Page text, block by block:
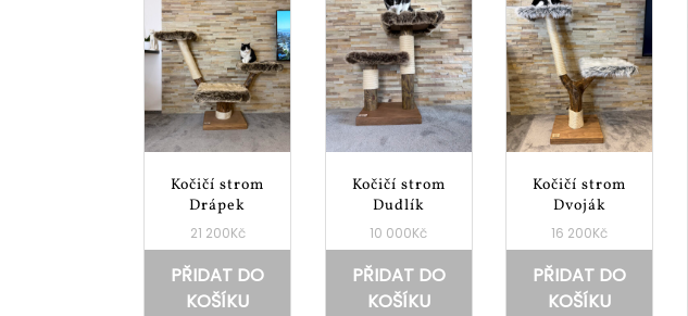
Kočičí strom
Drápek
21 200Kč
PŘIDAT DO
KOŠÍKU
Kočičí strom
Dudlík
10 000Kč
PŘIDAT DO
KOŠÍKU
Kočičí strom
Dvoják
16 200Kč
PŘIDAT DO
KOŠÍKU